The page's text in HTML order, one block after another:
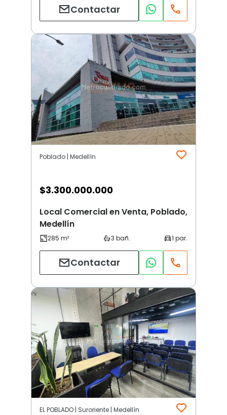
Contactar
Poblado | Medellín
$3.300.000.000
Local Comercial en Venta, Poblado,
Medellín
Contactar
EL POBLADO | Suroriente | Medellín